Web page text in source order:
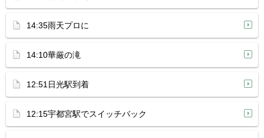
14:35雨天プロに
14:10華厳の滝
12:51日光駅到着
12:15宇都宮駅でスイッチバック